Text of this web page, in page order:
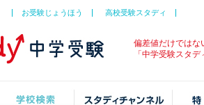
お受験じょうほう 高校受験スタディ
偏差値だけではな
「中学受験スタデ